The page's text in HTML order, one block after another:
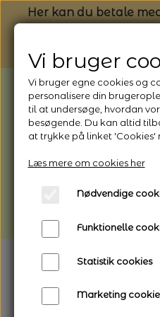
Her kan du betale
BEMÆRK:
1/8 - 9/8 - 2026
*Webshoppen er
afhentning
Vi gør opmærksom
længere leveringstid
Vi bruger
Vi bruger egne cookies og
personalisere din
til at undersøge, hvordan
besøgende. Du kan altid
at trykke på linket 'Cookies'
Læs mere om cookies her
Nødvendige
Funktionelle
Statistik cookies
Marketing